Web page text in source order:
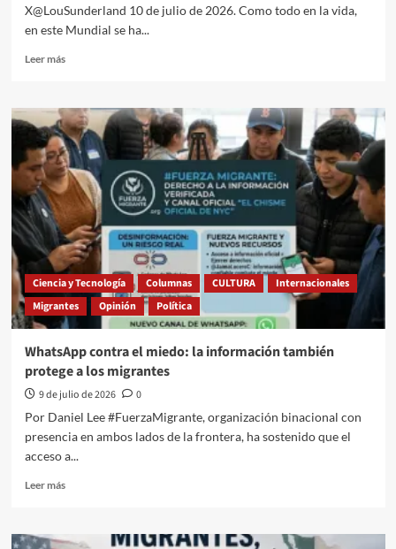
X@LouSunderland 10 de julio de 2026. Como todo en la vida,
en este Mundial se ha...
Leer másLeer
Lo
bueno,
lo
malo
y
lo
feo
del
Mundial
Ciencia y Tecnología Columnas CULTURA
Internacionales
Migrantes
Opinión Política
WhatsApp contra el miedo: la información también
protege a los migrantes
9 de julio de 2026
0
Por Daniel Lee #FuerzaMigrante, organización binacional con
presencia en ambos lados de la frontera, ha sostenido que el
acceso a...
Leer másLeer
WhatsApp